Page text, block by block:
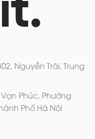
Nguyễn Trãi, Trung
Phúc, Phường
Phố Hà Nội